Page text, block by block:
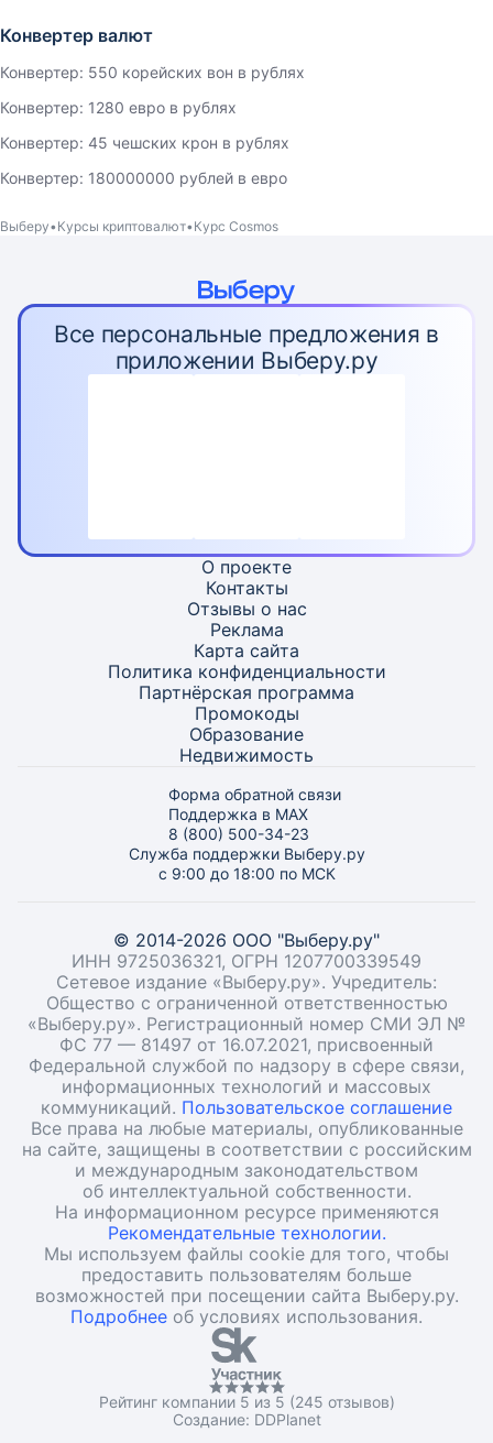
Конвертер валют
Конвертер: 550 корейских вон в рублях
Конвертер: 1280 евро в рублях
Конвертер: 45 чешских крон в рублях
Конвертер: 180000000 рублей в евро
Выберу Курсы криптовалют Курс Cosmos
Все персональные предложения в
приложении Выберу.ру
О проекте
Контакты
Отзывы о нас
Реклама
Карта сайта
Политика конфиденциальности
Партнёрская программа
Промокоды
Образование
Недвижимость
Форма обратной связи
Поддержка в MAX
8 (800) 500-34-23
Служба поддержки Выберу.ру
с 9:00 до 18:00 по МСК
© 2014-2026 ООО "Выберу.ру"
ИНН 9725036321, ОГРН 1207700339549
Сетевое издание «Выберу.ру». Учредитель:
Общество с ограниченной ответственностью
«Выберу.ру». Регистрационный номер СМИ ЭЛ №
ФС 77 — 81497 от 16.07.2021, присвоенный
Федеральной службой по надзору в сфере связи,
информационных технологий и массовых
коммуникаций. Пользовательское соглашение
Все права на любые материалы, опубликованные
на сайте, защищены в соответствии с российским
и международным законодательством
об интеллектуальной собственности.
На информационном ресурсе применяются
Рекомендательные технологии.
Мы используем файлы cookie для того, чтобы
предоставить пользователям больше
возможностей при посещении сайта Выберу.ру.
Подробнее об условиях использования.
Рейтинг компании 5 из 5 (245 отзывов)
Создание: DDPlanet